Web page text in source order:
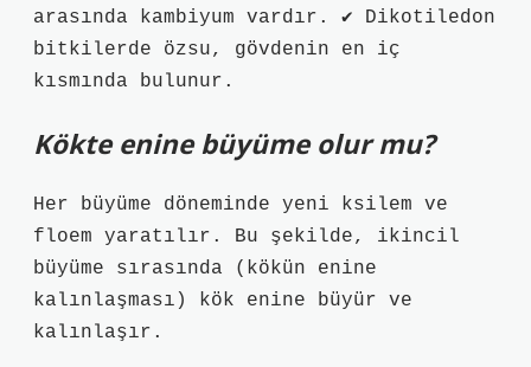
arasında kambiyum vardır. ✔ Dikotiledon
bitkilerde özsu, gövdenin en iç
kısmında bulunur.
Kökte enine büyüme olur mu?
Her büyüme döneminde yeni ksilem ve
floem yaratılır. Bu şekilde, ikincil
büyüme sırasında (kökün enine
kalınlaşması) kök enine büyür ve
kalınlaşır.